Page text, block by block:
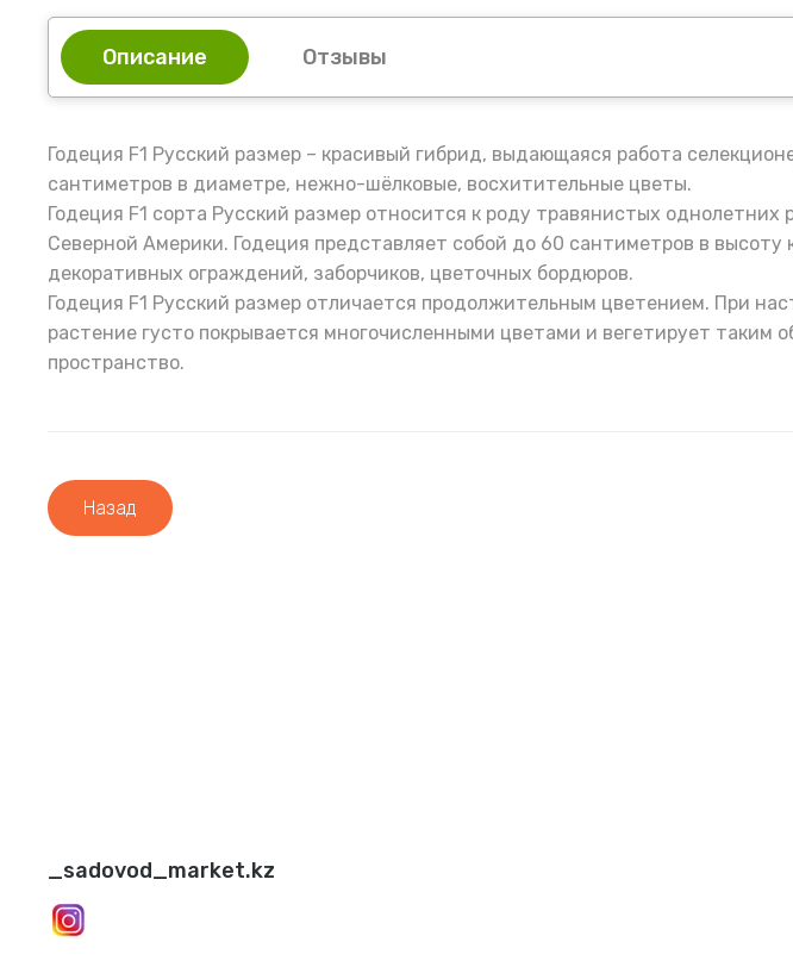
Описание Отзывы
Годеция F1 Русский размер – красивый гибрид, выдающаяся работа
сантиметров в диаметре, нежно-шёлковые, восхитительные цветы.
Годеция F1 сорта Русский размер относится к роду травянистых
Северной Америки. Годеция представляет собой до 60 сантиметров в
декоративных ограждений, заборчиков, цветочных бордюров.
Годеция F1 Русский размер отличается продолжительным цветением. При
растение густо покрывается многочисленными цветами и вегетирует таким
пространство.
Назад
_sadovod_market.kz